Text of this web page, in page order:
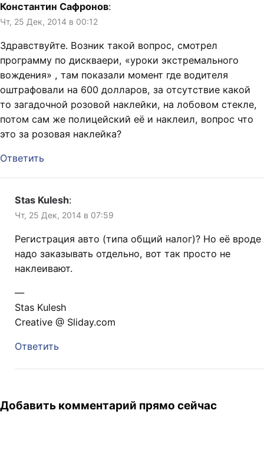
Константин Сафронов:
Чт, 25 Дек, 2014 в 00:12
Здравствуйте. Возник такой вопрос, смотрел
программу по дискваери, «уроки экстремального
вождения» , там показали момент где водителя
оштрафовали на 600 долларов, за отсутствие какой
то загадочной розовой наклейки, на лобовом стекле,
потом сам же полицейский её и наклеил, вопрос что
это за розовая наклейка?
Ответить
Stas Kulesh:
Чт, 25 Дек, 2014 в 07:59
Регистрация авто (типа общий налог)? Но её вроде
надо заказывать отдельно, вот так просто не
наклеивают.
—
Stas Kulesh
Creative @ Sliday.com
Ответить
Добавить комментарий прямо сейчас